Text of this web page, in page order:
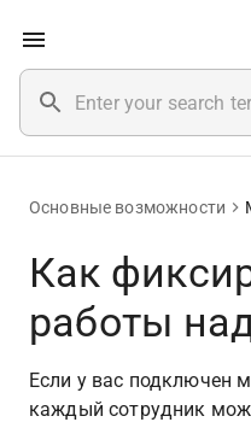
Основные возможности
Как
работы
Если у вас подключен
каждый сотрудник